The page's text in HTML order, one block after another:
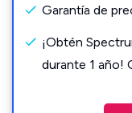
Garantía de
¡Obtén
durante 1 año!